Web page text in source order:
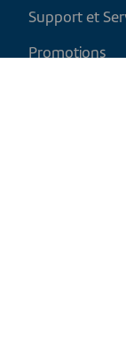
Support et
Promotions